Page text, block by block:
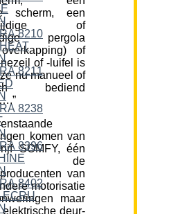
scherm, een
of
pergola
of
of -luifel is
nu manueel of
bediend
komen van
SOMFY, één
de
van
motorisatie
maar
deur-